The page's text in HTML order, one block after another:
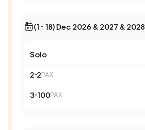
(1 - 18) Dec 2026 & 2027 & 2028
Solo
2-2PAX
3-100PAX